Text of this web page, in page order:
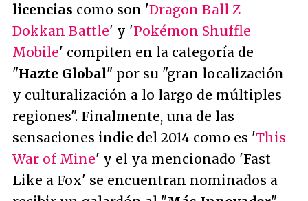
licencias como son 'Dragon Ball Z
Dokkan Battle' y 'Pokémon Shuffle
Mobile' compiten en la categoría de
"Hazte Global" por su "gran localización
y culturalización a lo largo de múltiples
regiones". Finalmente, una de las
sensaciones indie del 2014 como es 'This
War of Mine' y el ya mencionado 'Fast
Like a Fox' se encuentran nominados a